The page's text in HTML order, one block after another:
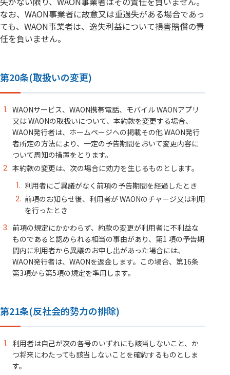
なお、WAON事業者に故意又は重過失がある場合であっ
ても、WAON事業者は、逸失利益について損害賠償の責
任を負いません。
第20条(取扱いの変更)
WAONサービス、WAON携帯電話、モバイル WAONアプリ
又は WAONの取扱いについて、本約款を変更する場合、
WAON発行者は、ホームページへの掲載その他 WAON発行
者所定の方法により、一定の予告期間をおいて変更内容に
ついて周知の措置をとります。
本約款の変更は、次の場合に効力を生じるものとします。
利用者にご異議がなく前項の予告期間を経過したとき
前項のお知らせ後、利用者が WAONのチャージ又は利用
を行ったとき
前項の規定にかかわらず、約款の変更が利用者に不利益な
ものであると認められる相当の事由があり、第1 項の予告期
間内に利用者から異議のお申し出があった場合には、
WAON発行者は、WAONを返金します。この場合、第16条
第3項から第5項の規定を準用します。
第21条(反社会的勢力の排除)
利用者は自己が次の各号のいずれにも該当しないこと、か
つ将来にわたっても該当しないことを確約するものとしま
す。